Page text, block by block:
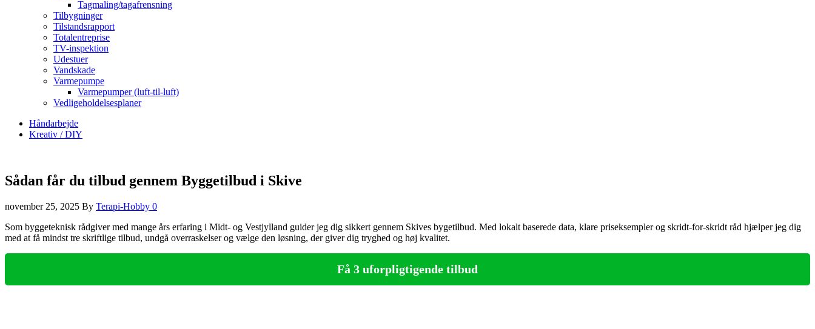
Tagmaling/tagafrensning
Tilbygninger
Tilstandsrapport
Totalentreprise
TV-inspektion
Udestuer
Vandskade
Varmepumpe
Varmepumper (luft-til-luft)
Vedligeholdelsesplaner
Håndarbejde
Kreativ / DIY
Sådan får du tilbud gennem Byggetilbud i Skive
november 25, 2025 By Terapi-Hobby 0
Som byggeteknisk rådgiver med mange års erfaring i Midt- og Vestjylland guider jeg dig sikkert gennem Skives bygetilbud. Med lokalt baserede data, klare priseksempler og skridt-for-skridt råd hjælper jeg dig
med at få mindst tre skriftlige tilbud, undgå overraskelser og vælge den løsning, der giver dig tryghed og høj kvalitet.
Få 3 uforpligtigende tilbud